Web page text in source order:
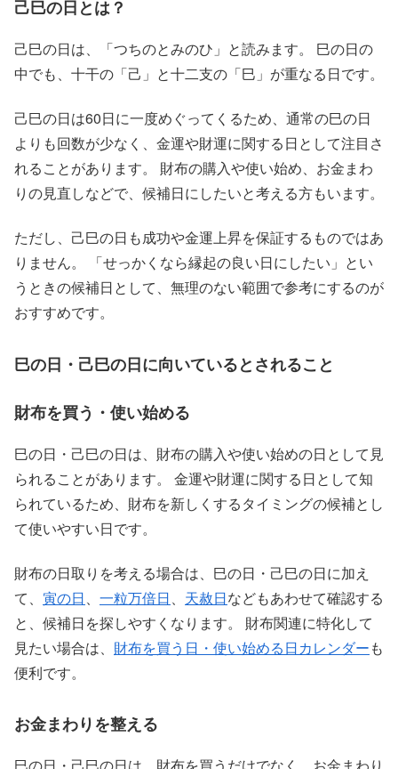
己巳の日とは？
己巳の日は、「つちのとみのひ」と読みます。 巳の日の
中でも、十干の「己」と十二支の「巳」が重なる日です。
己巳の日は60日に一度めぐってくるため、通常の巳の日
よりも回数が少なく、金運や財運に関する日として注目さ
れることがあります。 財布の購入や使い始め、お金まわ
りの見直しなどで、候補日にしたいと考える方もいます。
ただし、己巳の日も成功や金運上昇を保証するものではあ
りません。 「せっかくなら縁起の良い日にしたい」とい
うときの候補日として、無理のない範囲で参考にするのが
おすすめです。
巳の日・己巳の日に向いているとされること
財布を買う・使い始める
巳の日・己巳の日は、財布の購入や使い始めの日として見
られることがあります。 金運や財運に関する日として知
られているため、財布を新しくするタイミングの候補とし
て使いやすい日です。
財布の日取りを考える場合は、巳の日・己巳の日に加え
て、 寅の日、 一粒万倍日、 天赦日などもあわせて確認する
と、候補日を探しやすくなります。 財布関連に特化して
見たい場合は、 財布を買う日・使い始める日カレンダーも
便利です。
お金まわりを整える